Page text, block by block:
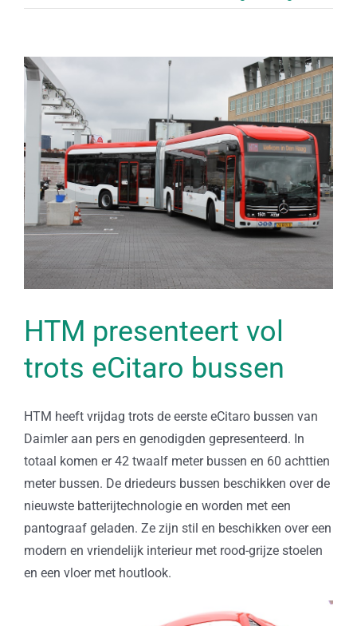
Bekijk
grotere
afbeelding
HTM presenteert vol
trots eCitaro bussen
HTM heeft vrijdag trots de eerste eCitaro bussen van
Daimler aan pers en genodigden gepresenteerd. In
totaal komen er 42 twaalf meter bussen en 60 achttien
meter bussen. De driedeurs bussen beschikken over de
nieuwste batterijtechnologie en worden met een
pantograaf geladen. Ze zijn stil en beschikken over een
modern en vriendelijk interieur met rood-grijze stoelen
en een vloer met houtlook.